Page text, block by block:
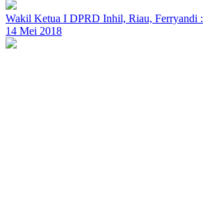
Wakil Ketua I DPRD Inhil, Riau, Ferryandi :
14 Mei 2018